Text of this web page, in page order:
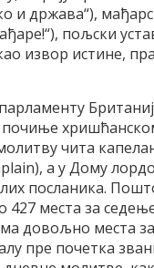
и држава“),
пољски
извор истине,
почиње
чита
а у Дому
посланика.
427 места за
довољно места
пре почетка